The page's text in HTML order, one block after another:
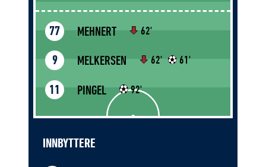
77 MEHNERT 62'
9 MELKERSEN 62' 61'
11 PINGEL 92'
INNBYTTERE